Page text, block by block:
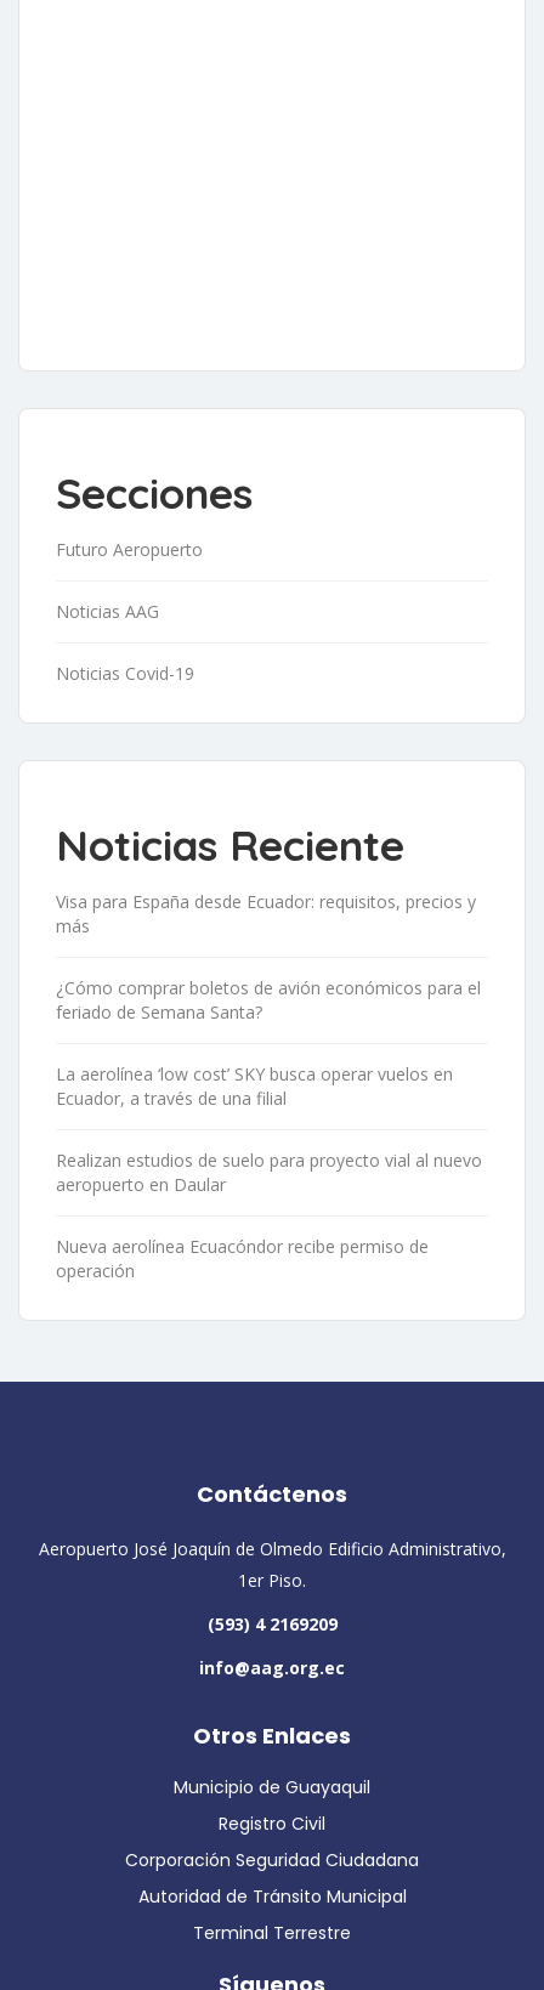
Secciones
Futuro Aeropuerto
Noticias AAG
Noticias Covid-19
Noticias Reciente
Visa para España desde Ecuador: requisitos, precios y
más
¿Cómo comprar boletos de avión económicos para el
feriado de Semana Santa?
La aerolínea ‘low cost’ SKY busca operar vuelos en
Ecuador, a través de una filial
Realizan estudios de suelo para proyecto vial al nuevo
aeropuerto en Daular
Nueva aerolínea Ecuacóndor recibe permiso de
operación
Contáctenos
Aeropuerto José Joaquín de Olmedo Edificio Administrativo,
1er Piso.
(593) 4 2169209
info@aag.org.ec
Otros Enlaces
Municipio de Guayaquil
Registro Civil
Corporación Seguridad Ciudadana
Autoridad de Tránsito Municipal
Terminal Terrestre